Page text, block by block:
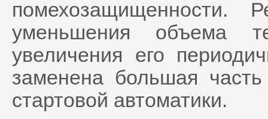
помехозащищенности.
уменьшения объема
увеличения его
заменена большая
стартовой автоматики.